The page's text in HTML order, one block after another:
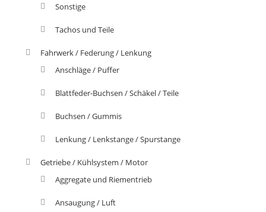
Sonstige
Tachos und Teile
Fahrwerk / Federung / Lenkung
Anschläge / Puffer
Blattfeder-Buchsen / Schäkel / Teile
Buchsen / Gummis
Lenkung / Lenkstange / Spurstange
Getriebe / Kühlsystem / Motor
Aggregate und Riementrieb
Ansaugung / Luft